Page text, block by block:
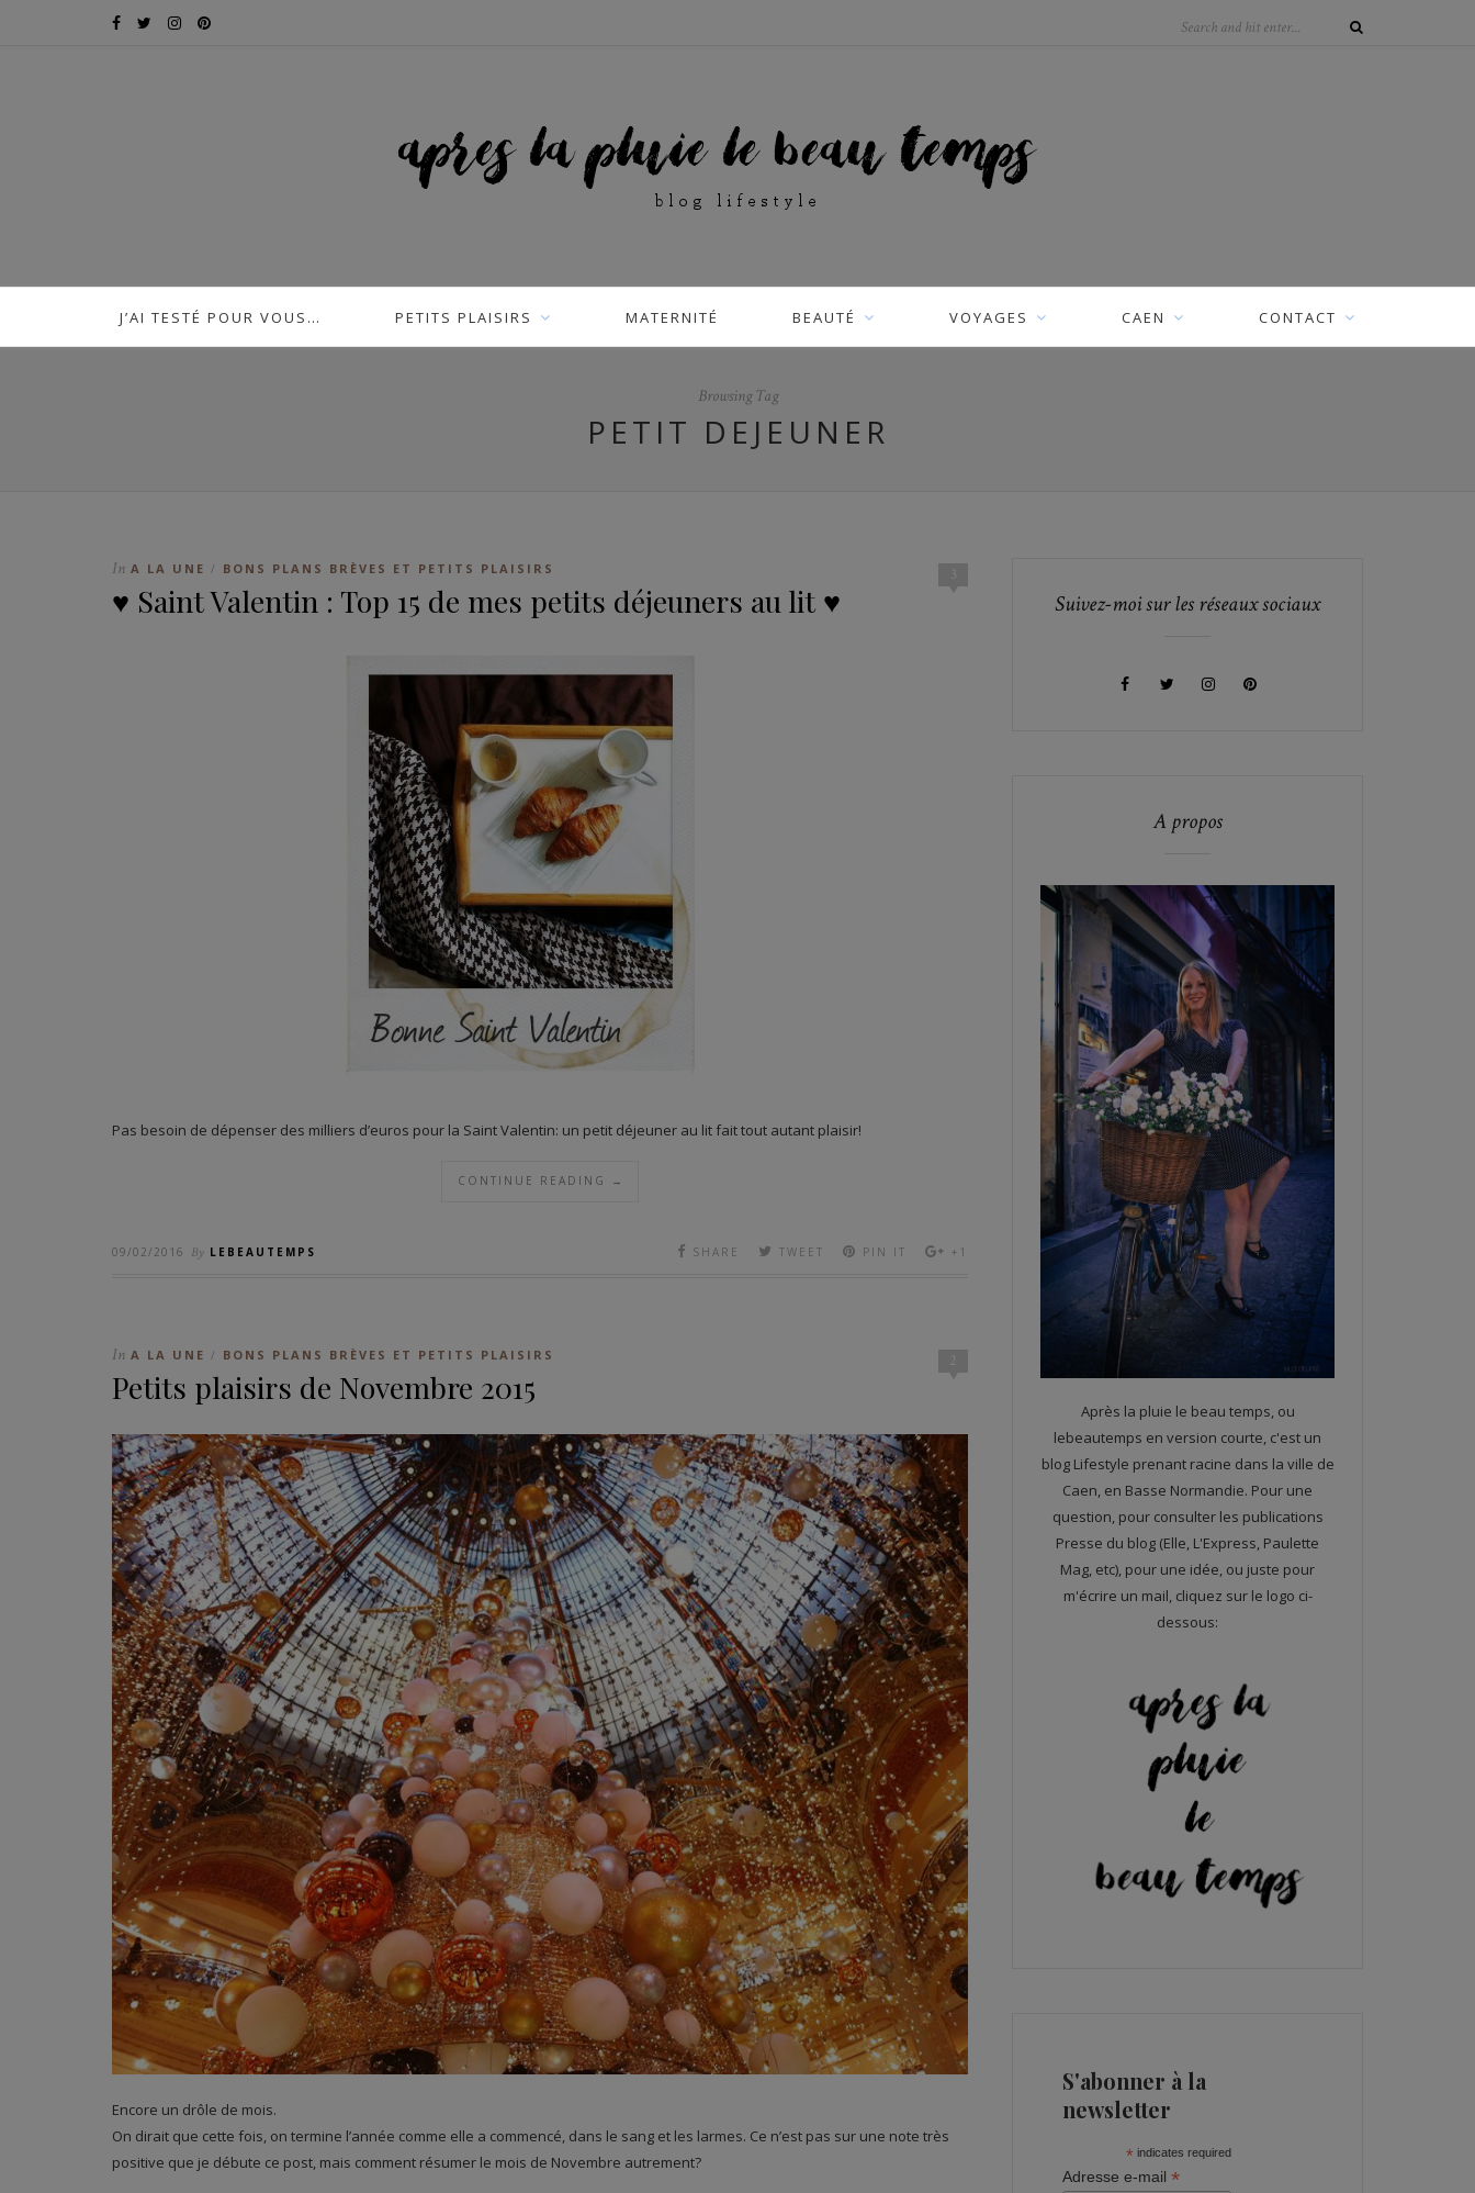
J’AI TESTÉ POUR VOUS… PETITS PLAISIRS MATERNITÉ BEAUTÉ VOYAGES CAEN CONTACT
Browsing Tag
PETIT DEJEUNER
3
In A LA UNE / BONS PLANS BRÈVES ET PETITS PLAISIRS
♥ Saint Valentin : Top 15 de mes petits déjeuners au lit ♥
Pas besoin de dépenser des milliers d’euros pour la Saint Valentin: un petit déjeuner au lit fait tout autant plaisir!
CONTINUE READING →
09/02/2016 By LEBEAUTEMPS SHARE TWEET PIN IT +1
2
In A LA UNE / BONS PLANS BRÈVES ET PETITS PLAISIRS
Petits plaisirs de Novembre 2015
Encore un drôle de mois.
On dirait que cette fois, on termine l’année comme elle a commencé, dans le sang et les larmes. Ce n’est pas sur une note très
positive que je débute ce post, mais comment résumer le mois de Novembre autrement?
Suivez-moi sur les réseaux sociaux
A propos
Après la pluie le beau temps, ou
lebeautemps en version courte, c'est un
blog Lifestyle prenant racine dans la ville de
Caen, en Basse Normandie. Pour une
question, pour consulter les publications
Presse du blog (Elle, L'Express, Paulette
Mag, etc), pour une idée, ou juste pour
m'écrire un mail, cliquez sur le logo ci-
dessous:
S'abonner à la
newsletter
* indicates required
Adresse e-mail *